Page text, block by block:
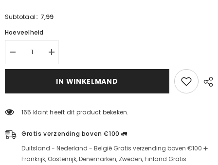
Subtotaal:: 7,99
Hoeveelheid
Verminder
de
hoeveelheid
gekraste
Verhoog
de
hoeveelheid
voor
Ayvalık
gekraste
IN WINKELMAND
165 klant heeft dit product bekeken.
Gratis verzending boven €100 🚛
Duitsland - Nederland - België Gratis verzending boven €100 ➕
Frankrijk, Oostenrijk, Denemarken, Zweden, Finland Gratis